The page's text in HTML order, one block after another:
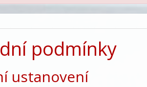
podmínky
ustanovení